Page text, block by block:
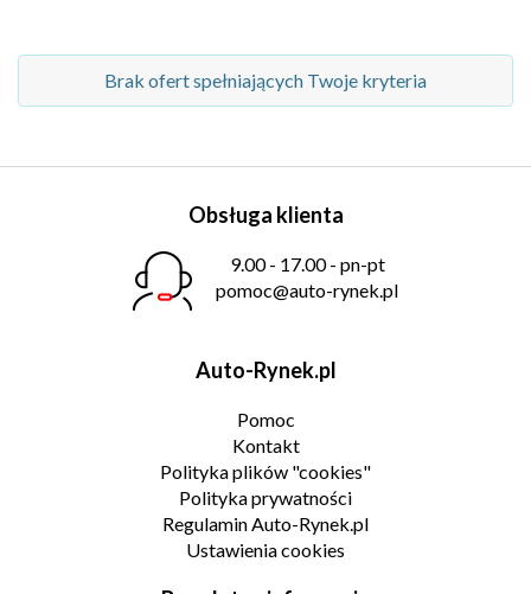
Brak ofert spełniających Twoje kryteria
Obsługa klienta
9.00 - 17.00 - pn-pt
pomoc@auto-rynek.pl
Auto-Rynek.pl
Pomoc
Kontakt
Polityka plików "cookies"
Polityka prywatności
Regulamin Auto-Rynek.pl
Ustawienia cookies